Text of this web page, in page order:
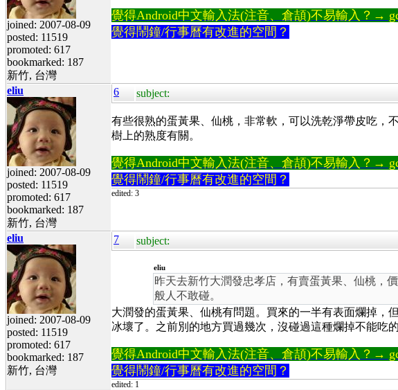
joined: 2007-08-09
posted: 11519
promoted: 617
bookmarked: 187
新竹, 台灣
覺得Android中文輸入法(注音、倉頡)不易輸入？→
覺得鬧鐘/行事曆有改進的空間？
eliu
joined: 2007-08-09
posted: 11519
promoted: 617
bookmarked: 187
新竹, 台灣
6 subject:
有些很熟的蛋黃果、仙桃，非常軟，可以洗乾淨帶皮吃，
樹上的熟度有關。
覺得Android中文輸入法(注音、倉頡)不易輸入？→
覺得鬧鐘/行事曆有改進的空間？
edited: 3
eliu
joined: 2007-08-09
posted: 11519
promoted: 617
bookmarked: 187
新竹, 台灣
7 subject:
eliu
昨天去新竹大潤發忠孝店，有賣蛋黃果、仙桃，
般人不敢碰。
大潤發的蛋黃果、仙桃有問題。買來的一半有表面爛掉，
冰壞了。之前別的地方買過幾次，沒碰過這種爛掉不能吃的
覺得Android中文輸入法(注音、倉頡)不易輸入？→
覺得鬧鐘/行事曆有改進的空間？
edited: 1